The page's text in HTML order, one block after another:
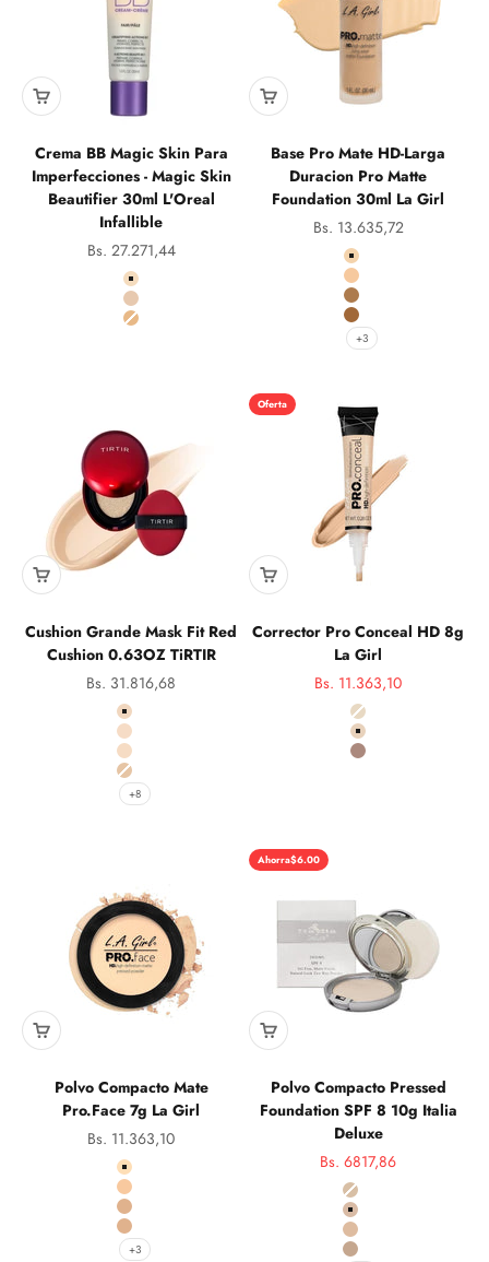
Crema BB Magic Skin Para
Imperfecciones - Magic Skin
Beautifier 30ml L'Oreal
Infallible
Precio de oferta
Bs. 27.271,44
Color
810 Fair/Pale
812 Light/Clair
814 Medium/Moyen
Base Pro Mate HD-Larga
Duracion Pro Matte
Foundation 30ml La Girl
Precio de oferta
Bs. 13.635,72
Color
671 Ivory
672 Bisque
679 Warm Sienna
680 Golden Bronze
+3
Cushion Grande Mask Fit Red
Cushion 0.63OZ TiRTIR
Precio de oferta
Bs. 31.816,68
color
17C Porcelain
17N Vainilla
17W Francesa
21N Ivory
+8
Oferta
Corrector Pro Conceal HD 8g
La Girl
Precio de oferta
Bs. 11.363,10
Color
969 Porcelain
970 Light Ivory
987 Beautiful
Polvo Compacto Mate
Pro.Face 7g La Girl
Precio de oferta
Bs. 11.363,10
Color
601 Fair
603 Porcelain
605 Nude Beige
606 Buff
+3
Ahorra$6.00
Polvo Compacto Pressed
Foundation SPF 8 10g Italia
Deluxe
Precio de oferta
Bs. 6817,86
Color
803 Natural Beige
804 Sand Beige
805 Medium Beige